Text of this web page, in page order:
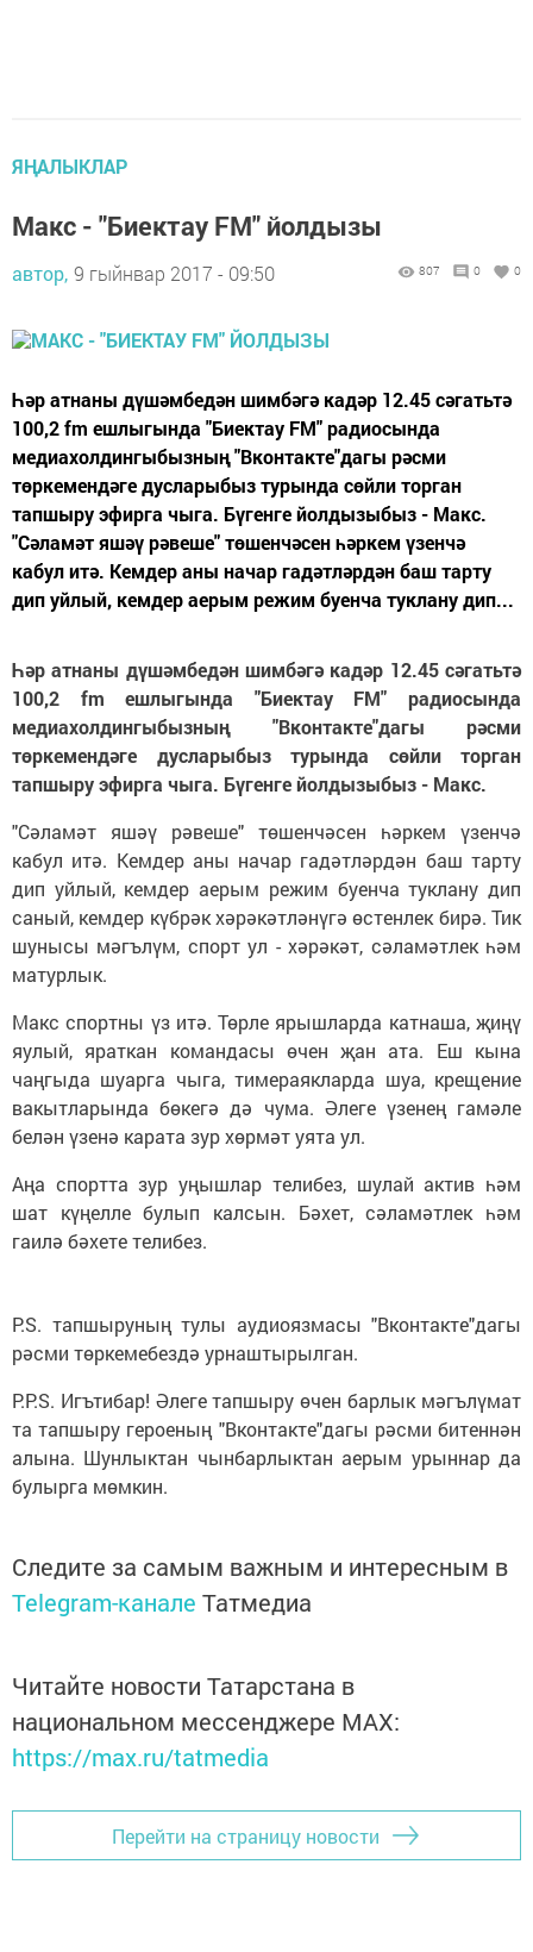
ЯҢАЛЫКЛАР
Макс - "Биектау FM" йолдызы
автор, 9 гыйнвар 2017 - 09:50 807 0 0
Һәр атнаны дүшәмбедән шимбәгә кадәр 12.45 сәгатьтә
100,2 fm ешлыгында "Биектау FM" радиосында
медиахолдингыбызның "Вконтакте"дагы рәсми
төркемендәге дусларыбыз турында сөйли торган
тапшыру эфирга чыга. Бүгенге йолдызыбыз - Макс.
"Сәламәт яшәү рәвеше" төшенчәсен һәркем үзенчә
кабул итә. Кемдер аны начар гадәтләрдән баш тарту
дип уйлый, кемдер аерым режим буенча туклану дип...
Һәр атнаны дүшәмбедән шимбәгә кадәр 12.45 сәгатьтә
100,2 fm ешлыгында "Биектау FM" радиосында
медиахолдингыбызның "Вконтакте"дагы рәсми
төркемендәге дусларыбыз турында сөйли торган
тапшыру эфирга чыга. Бүгенге йолдызыбыз - Макс.
"Сәламәт яшәү рәвеше" төшенчәсен һәркем үзенчә
кабул итә. Кемдер аны начар гадәтләрдән баш тарту
дип уйлый, кемдер аерым режим буенча туклану дип
саный, кемдер күбрәк хәрәкәтләнүгә өстенлек бирә. Тик
шунысы мәгълүм, спорт ул - хәрәкәт, сәламәтлек һәм
матурлык.
Макс спортны үз итә. Төрле ярышларда катнаша, җиңү
яулый, яраткан командасы өчен җан ата. Еш кына
чаңгыда шуарга чыга, тимераякларда шуа, крещение
вакытларында бөкегә дә чума. Әлеге үзенең гамәле
белән үзенә карата зур хөрмәт уята ул.
Аңа спортта зур уңышлар телибез, шулай актив һәм
шат күңелле булып калсын. Бәхет, сәламәтлек һәм
гаилә бәхете телибез.
P.S. тапшыруның тулы аудиоязмасы "Вконтакте"дагы
рәсми төркемебездә урнаштырылган.
P.P.S. Игътибар! Әлеге тапшыру өчен барлык мәгълүмат
та тапшыру героеның "Вконтакте"дагы рәсми битеннән
алына. Шунлыктан чынбарлыктан аерым урыннар да
булырга мөмкин.
Следите за самым важным и интересным в
Telegram-канале Татмедиа
Читайте новости Татарстана в
национальном мессенджере MАХ:
https://max.ru/tatmedia
Перейти на страницу новости